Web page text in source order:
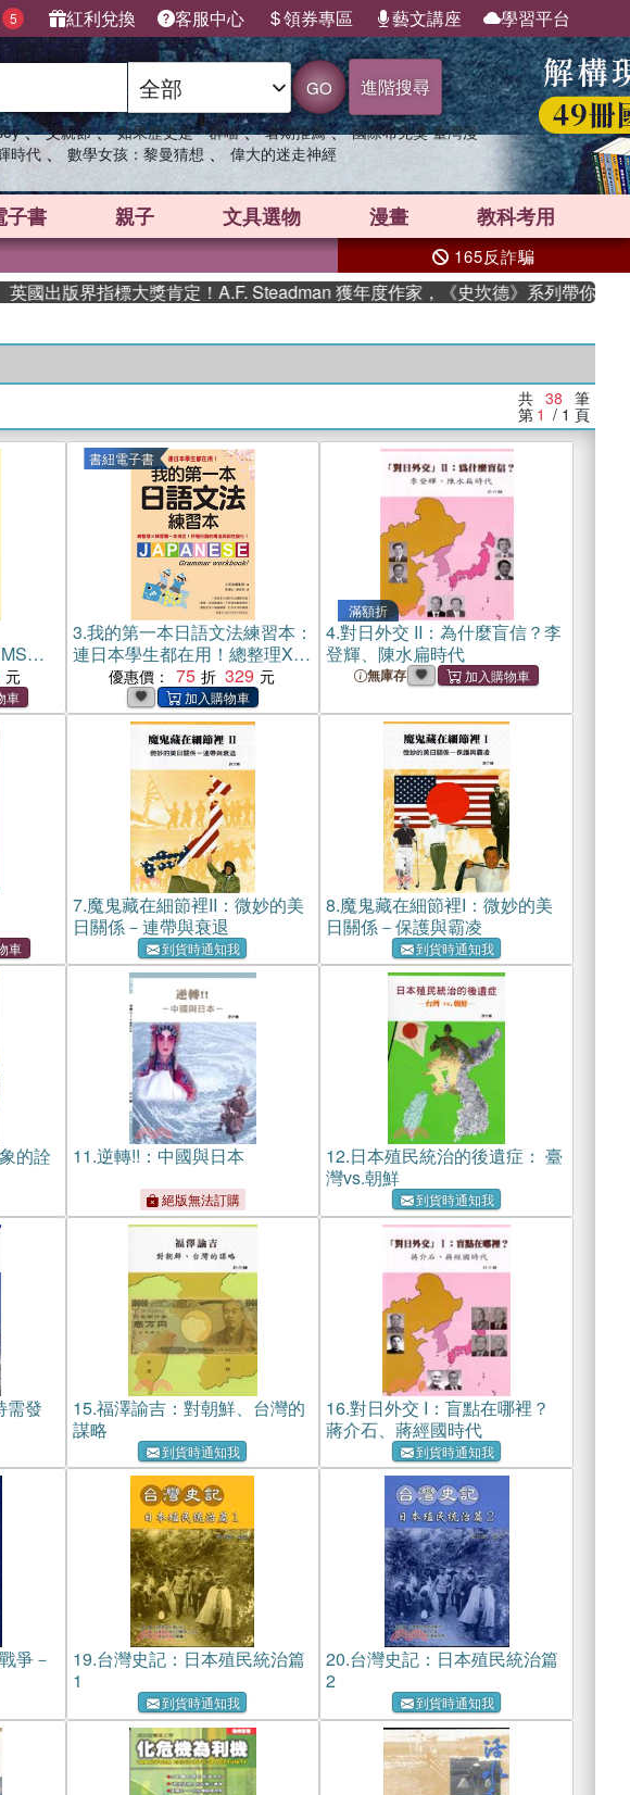
5 紅利兌換 客服中心 領券專區 藝文講座 學習平台
GO 進階搜尋
、 父親節 、 如果歷史是一群喵 、 暑期推薦 、 國際布克獎 臺灣漫
時代 、 數學女孩：黎曼猜想 、 偉大的迷走神經
子書 親子 文具選物 漫畫 教科考用
165反詐騙
指標大獎肯定！A.F. Steadman 獲年度作家，《史坎德》系列帶你踏上熱血奇幻旅
共 38 筆
第 1 / 1 頁
李
書紐電子書
3.我的第一本日語文法練習本：
連日本學生都在用！總整理X練
習題一本搞定，秒懂日語的構
造與詞性變化(電子書)
優惠價： 75 329
滿額折
4.對日外交 II：為什麼盲信？李
登輝、陳水扁時代
無庫存
7.魔鬼藏在細節裡II：微妙的美
日關係－連帶與衰退
到貨時通知我
8.魔鬼藏在細節裡I：微妙的美
日關係－保護與霸凌
到貨時通知我
的詮
11.逆轉!!：中國與日本
絕版無法訂購
12.日本殖民統治的後遺症： 臺
灣vs.朝鮮
到貨時通知我
需發
15.福澤諭吉：對朝鮮、台灣的
謀略
到貨時通知我
16.對日外交 I：盲點在哪裡？
蔣介石、蔣經國時代
到貨時通知我
爭－
19.台灣史記：日本殖民統治篇
1
到貨時通知我
20.台灣史記：日本殖民統治篇
2
到貨時通知我